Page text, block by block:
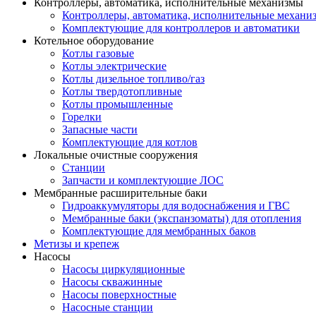
Контроллеры, автоматика, исполнительные механизмы
Контроллеры, автоматика, исполнительные
Комплектующие для контроллеров и автоматики
Котельное оборудование
Котлы газовые
Котлы электрические
Котлы дизельное топливо/газ
Котлы твердотопливные
Котлы промышленные
Горелки
Запасные части
Комплектующие для котлов
Локальные очистные сооружения
Станции
Запчасти и комплектующие ЛОС
Мембранные расширительные баки
Гидроаккумуляторы для водоснабжения и ГВС
Мембранные баки (экспанзоматы) для отопления
Комплектующие для мембранных баков
Метизы и крепеж
Насосы
Насосы циркуляционные
Насосы скважинные
Насосы поверхностные
Насосные станции